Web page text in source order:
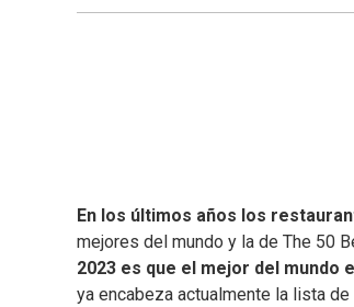
En los últimos años los
mejores del mundo y la de The 50
2023 es que el mejor del mundo
ya encabeza actualmente la lista